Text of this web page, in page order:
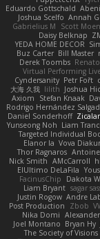
Eduardo Gottschald
Joshua Scelfo Annah
Gabrielius M
Scott Moen
Daisy Belknap
YEDA HOME DECOR
Buz Carter Bill Master
Derek Toombs
Virtual Performing
Cyndersanity Petr Fořt
大海 久我 lilith Joshua
Axiom
Stefan Knaak
Rodrigo Hernández
Daniel Sonderhoff
Yunseong Noh Liam
Targeted Individual
Elanor la Vova
Thor Ragnaros
Nick Smith AMcCarroll
ElUltimo DeLaFila
FacinusChip
Dakota
Liam Bryant sagar
Justin Rogow Andre
Post Production
Zbob
Nika Domi
Joel Montano Bryan Hy
The Society of Visions